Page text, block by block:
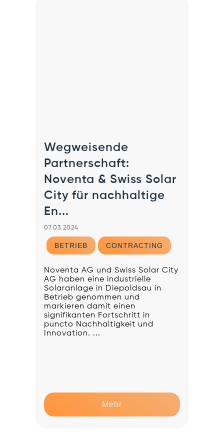
Wegweisende
Partnerschaft:
Noventa & Swiss Solar
City für nachhaltige
En...
07.03.2024
BETRIEB CONTRACTING
Noventa AG und Swiss Solar City
AG haben eine industrielle
Solaranlage in Diepoldsau in
Betrieb genommen und
markieren damit einen
signifikanten Fortschritt in
puncto Nachhaltigkeit und
Innovation. ...
Mehr